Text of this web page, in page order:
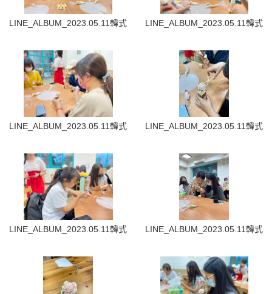
LINE_ALBUM_2023.05.11韓式裱花蛋糕_230512_9LINE_ALBUM_2023.05.11韓式
LINE_ALBUM_2023.05.11韓式裱花蛋糕_230512_13
LINE_ALBUM_2023.05.11韓式
LINE_ALBUM_2023.05.11韓式裱花蛋糕_230512_16
LINE_ALBUM_2023.05.11韓式